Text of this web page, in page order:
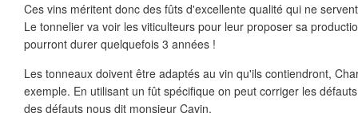
Ces vins méritent donc des fûts d'excellente qualité qui ne
Le tonnelier va voir les viticulteurs pour leur proposer sa
pourront durer quelquefois 3 années !
Les tonneaux doivent être adaptés au vin qu'ils contiendront,
exemple. En utilisant un fût spécifique on peut corriger les
des défauts nous dit monsieur Cavin.